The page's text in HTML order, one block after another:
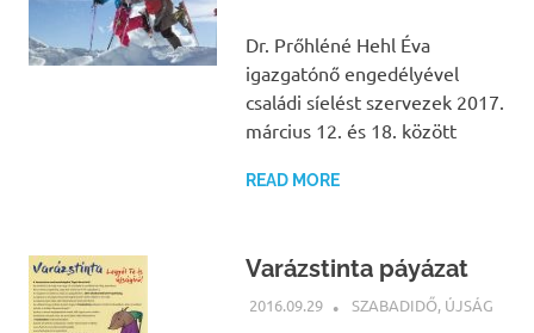
Dr. Prőhléné Hehl Éva
igazgatónő engedélyével
családi síelést szervezek 2017.
március 12. és 18. között
READ MORE
Varázstinta páyázat
2016.09.29 NBEA
SZABADIDŐ, ÚJSÁG